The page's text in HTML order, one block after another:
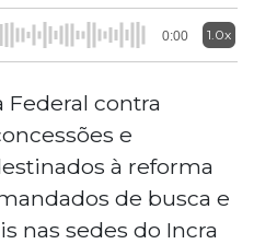
0:00 1.0x
Federal contra
e
à reforma
de busca e
nas sedes do Incra